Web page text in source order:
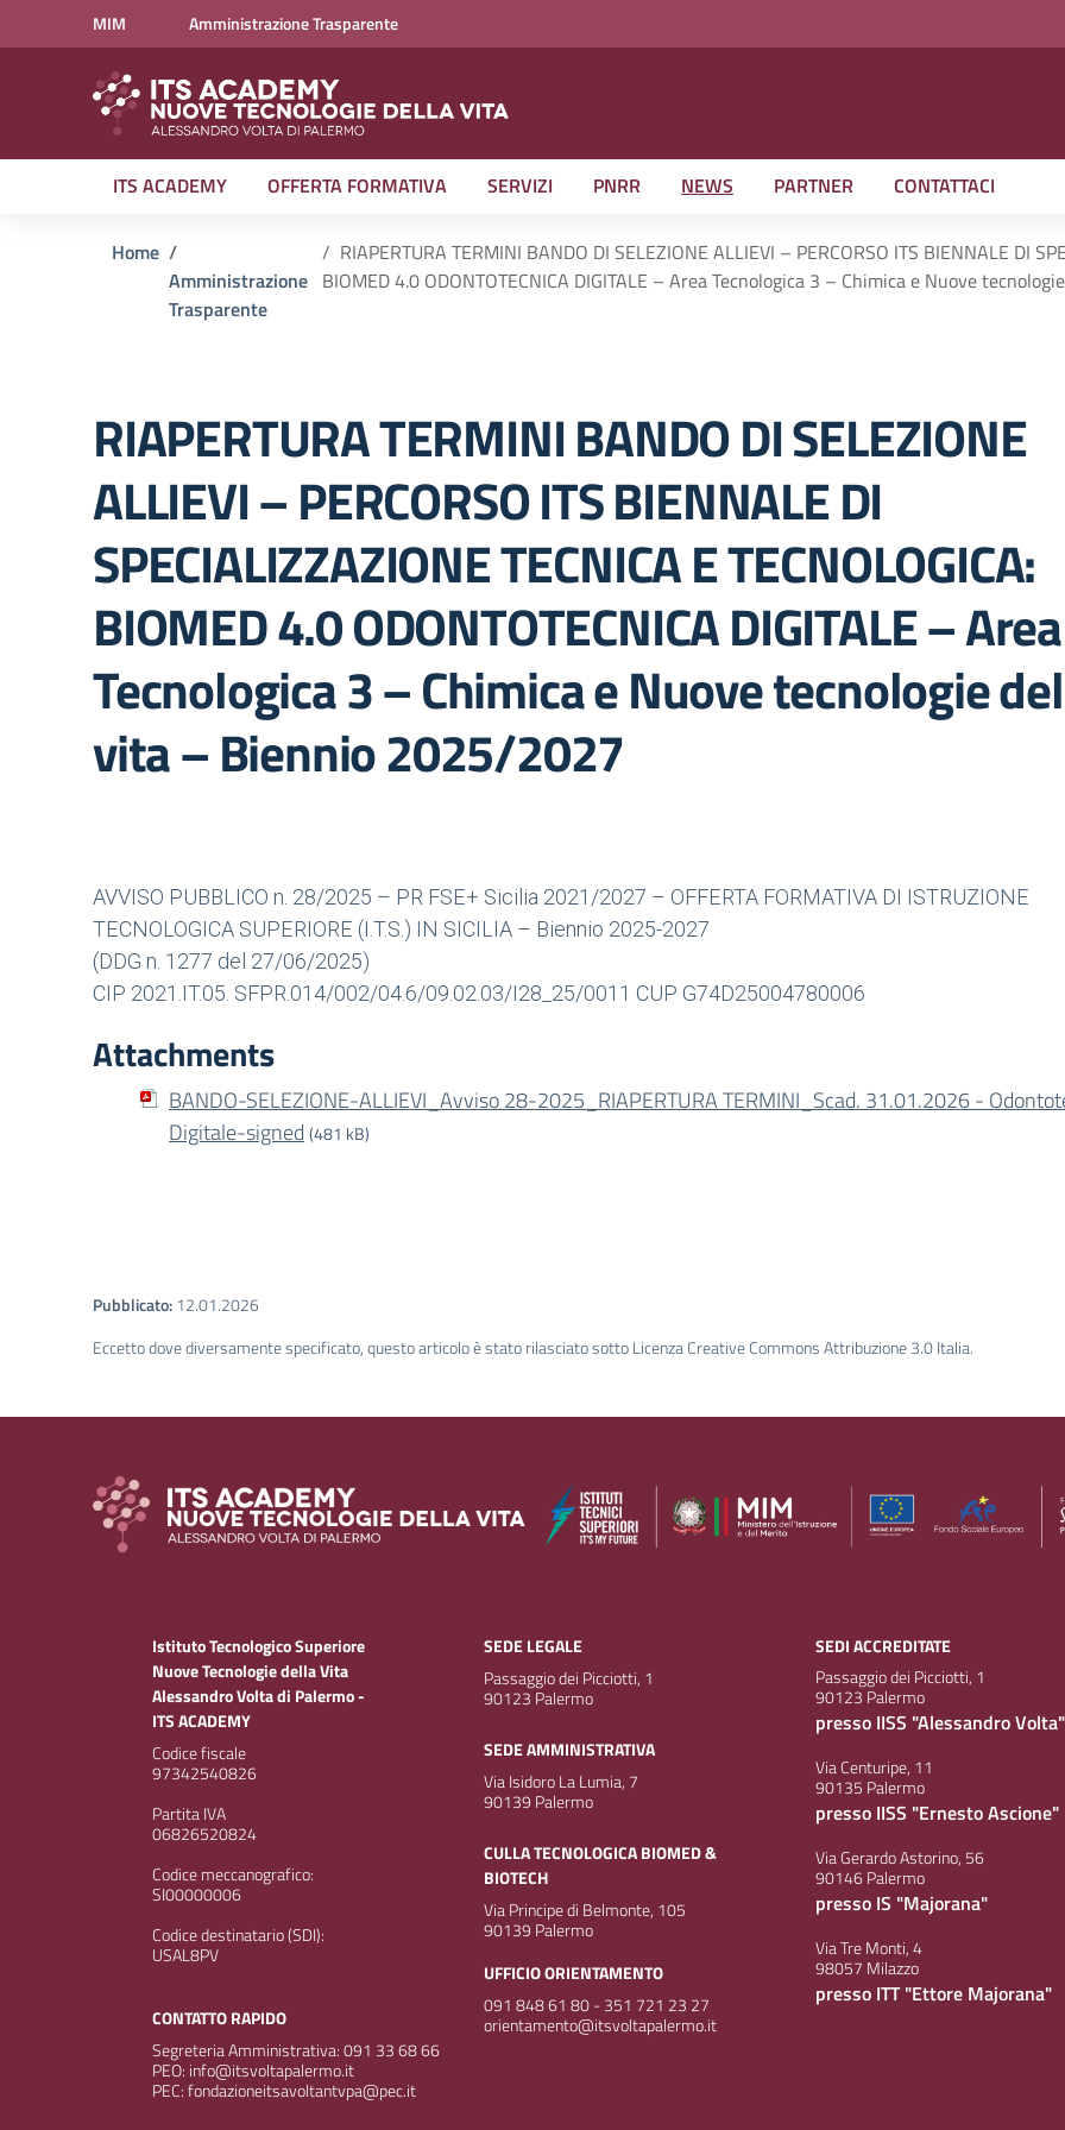
Vai ai contenuti
Vai al menu di navigazione
MIM Amministrazione Trasparente
ITS ACADEMY OFFERTA FORMATIVA SERVIZI PNRR NEWS PARTNER CONTATTACI
Home
Amministrazione
Trasparente
RIAPERTURA TERMINI BANDO DI SELEZIONE ALLIEVI – PERCORSO ITS BIENNALE DI
BIOMED 4.0 ODONTOTECNICA DIGITALE – Area Tecnologica 3 – Chimica e Nuove
RIAPERTURA TERMINI BANDO DI SELEZIONE
ALLIEVI – PERCORSO ITS BIENNALE DI
SPECIALIZZAZIONE TECNICA E TECNOLOGICA:
BIOMED 4.0 ODONTOTECNICA DIGITALE – Area
Tecnologica 3 – Chimica e Nuove tecnologie
vita – Biennio 2025/2027
AVVISO PUBBLICO n. 28/2025 – PR FSE+ Sicilia 2021/2027 – OFFERTA FORMATIVA DI ISTRUZIONE
TECNOLOGICA SUPERIORE (I.T.S.) IN SICILIA – Biennio 2025-2027
(DDG n. 1277 del 27/06/2025)
CIP 2021.IT.05. SFPR.014/002/04.6/09.02.03/I28_25/0011 CUP G74D25004780006
Attachments
BANDO-SELEZIONE-ALLIEVI_Avviso 28-2025_RIAPERTURA TERMINI_Scad. 31.01.2026 -
Digitale-signed (481 kB)
Pubblicato:12.01.2026
Eccetto dove diversamente specificato, questo articolo è stato rilasciato sotto Licenza Creative Commons Attribuzione 3.0 Italia.
Istituto Tecnologico Superiore
Nuove Tecnologie della Vita
Alessandro Volta di Palermo -
ITS ACADEMY
Codice fiscale
97342540826
Partita IVA
06826520824
Codice meccanografico:
SI00000006
Codice destinatario (SDI):
USAL8PV
CONTATTO RAPIDO
Segreteria Amministrativa: 091 33 68 66
PEO: info@itsvoltapalermo.it
PEC: fondazioneitsavoltantvpa@pec.it
SEDE LEGALE
Passaggio dei Picciotti, 1
90123 Palermo
SEDE AMMINISTRATIVA
Via Isidoro La Lumia, 7
90139 Palermo
CULLA TECNOLOGICA BIOMED &
BIOTECH
Via Principe di Belmonte, 105
90139 Palermo
UFFICIO ORIENTAMENTO
091 848 61 80 - 351 721 23 27
orientamento@itsvoltapalermo.it
SEDI ACCREDITATE
Passaggio dei Picciotti, 1
90123 Palermo
presso IISS "Alessandro Volta"
Via Centuripe, 11
90135 Palermo
presso IISS "Ernesto Ascione"
Via Gerardo Astorino, 56
90146 Palermo
presso IS "Majorana"
Via Tre Monti, 4
98057 Milazzo
presso ITT "Ettore Majorana"